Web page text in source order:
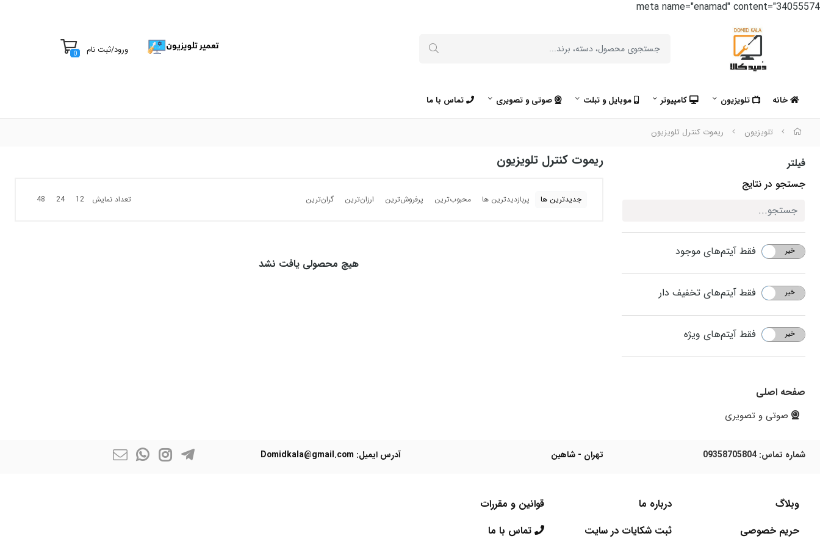
meta name="enamad" content="34055574
ورود/ثبت نام 0
خانه تلویزیون کامپیوتر موبایل و تبلت صوتی و تصویری تماس با ما
تلویزیون ریموت کنترل تلویزیون
فیلتر
جستجو در نتایج
بله خیر فقط آیتم‌های موجود
بله خیر فقط آیتم‌های تخفیف دار
بله خیر فقط آیتم‌های ویژه
صفحه اصلی
صوتی و تصویری
ریموت کنترل تلویزیون
جدیدترین ها پربازدیدترین ها محبوب‌‌ترین پرفروش‌ترین ارزان‌ترین گران‌ترین تعداد نمایش 12
24
48
هیچ محصولی یافت نشد
شماره تماس: 09358705804 تهران - شاهین آدرس ایمیل: Domidkala@gmail.com
وبلاگ درباره ما
قوانین و مقررات
حریم خصوصی
ثبت شکایات در سایت تماس با ما